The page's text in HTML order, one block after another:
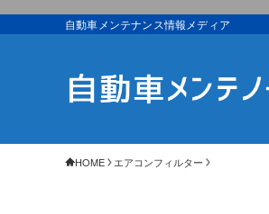
自動車メンテナンス情報メディア
HOME エアコンフィルター